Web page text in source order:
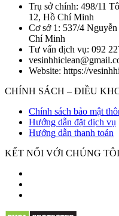
Trụ sở chính: 498/11
12, Hồ Chí Minh
Cơ sở 1: 537/4
Chí Minh
Tư vấn dịch vụ: 092
Website: https://
CHÍNH SÁCH – ĐIỀU
Chính sách bảo mật
Hướng dẫn đặt dịch vụ
Hướng dẫn thanh toán
KẾT NỐI VỚI CHÚNG TÔI